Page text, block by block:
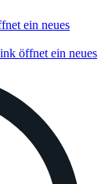
ein neues
öffnet ein neues